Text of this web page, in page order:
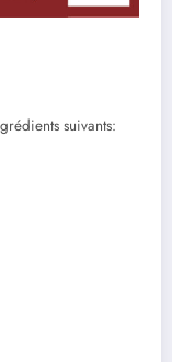
suivants: